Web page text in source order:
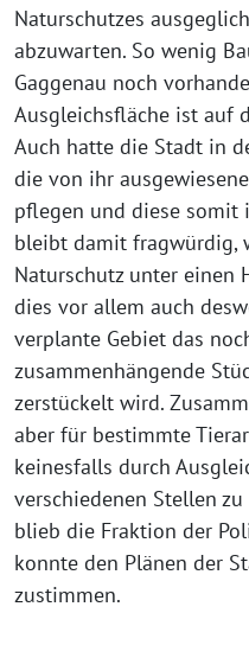
Naturschutzes
abzuwarten. So wenig
Gaggenau noch
Ausgleichsfläche ist auf
Auch hatte die Stadt in
die von ihr
pflegen und diese somit
bleibt damit fragwürdig,
Naturschutz unter einen
dies vor allem auch
verplante Gebiet das
zusammenhängende
zerstückelt wird.
aber für bestimmte
keinesfalls durch
verschiedenen Stellen
blieb die Fraktion der
konnte den Plänen der
zustimmen.